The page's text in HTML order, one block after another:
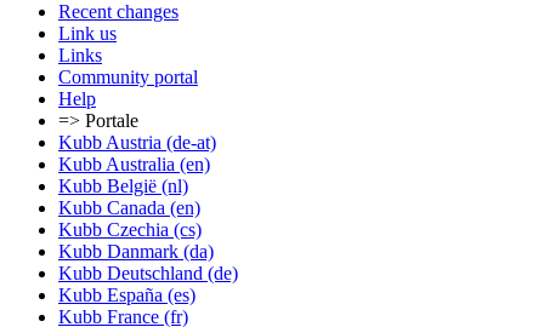
Recent changes
Link us
Links
Community portal
Help
=> Portale
Kubb Austria (de-at)
Kubb Australia (en)
Kubb België (nl)
Kubb Canada (en)
Kubb Czechia (cs)
Kubb Danmark (da)
Kubb Deutschland (de)
Kubb España (es)
Kubb France (fr)